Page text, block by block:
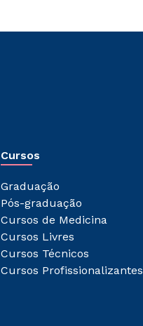
Cursos
Graduação
Pós-graduação
Cursos de Medicina
Cursos Livres
Cursos Técnicos
Cursos Profissionalizantes